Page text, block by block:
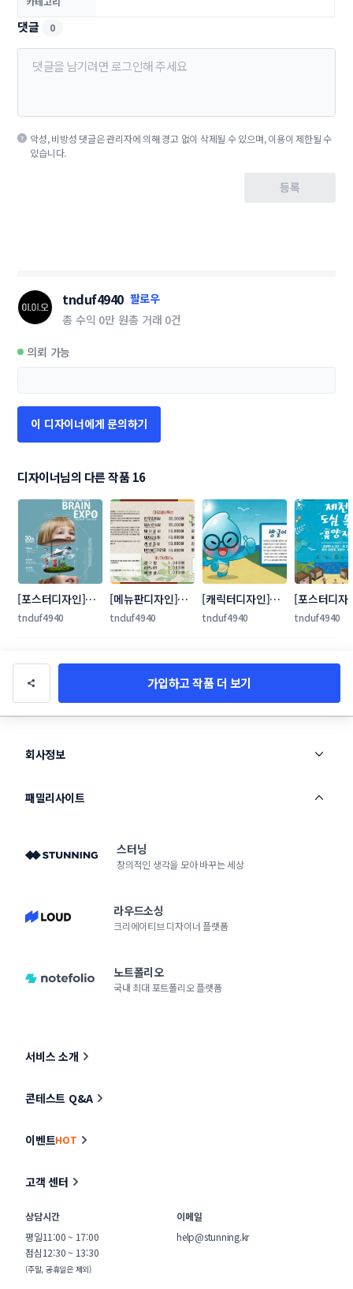
댓글 0
악성, 비방성 댓글은 관리자에 의해 경고 없이 삭제될 수 있으며, 이용이 제한될 수
있습니다.
등록
tnduf4940 팔로우
총 수익 0만 원총 거래 0건
의뢰 가능
이 디자이너에게 문의하기
디자이너님의 다른 작품 16
[포스터디자인]브
레인엑스포
tnduf4940
[메뉴판디자인]약
선음식
tnduf4940
[캐릭터디자인]방
글이
tnduf4940
[포스터디자
천 도심속 휴
tnduf4940
가입하고 작품 더 보기
회사정보
패밀리사이트
스터닝
창의적인 생각을 모아 바꾸는 세상
라우드소싱
크리에이티브 디자이너 플랫폼
노트폴리오
국내 최대 포트폴리오 플랫폼
서비스 소개
콘테스트 Q&A
이벤트HOT
고객 센터
상담시간
평일11:00 ~ 17:00
점심12:30 ~ 13:30
(주말, 공휴일은 제외)
이메일
help@stunning.kr